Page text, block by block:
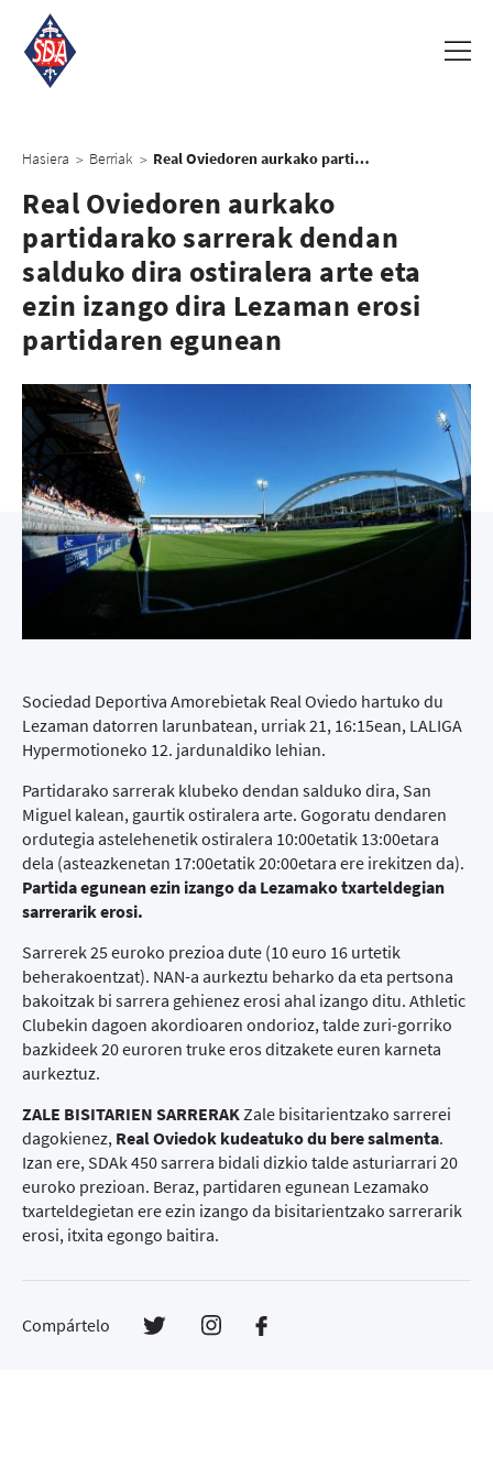
Hasiera > Berriak > Real Oviedoren aurkako partidarako sarrerak dendan salduko dira ostiralera arte eta ezin izango dira Lezaman erosi partidaren egunean
Real Oviedoren aurkako
partidarako sarrerak dendan
salduko dira ostiralera arte eta
ezin izango dira Lezaman erosi
partidaren egunean
Sociedad Deportiva Amorebietak Real Oviedo hartuko du
Lezaman datorren larunbatean, urriak 21, 16:15ean, LALIGA
Hypermotioneko 12. jardunaldiko lehian.
Partidarako sarrerak klubeko dendan salduko dira, San
Miguel kalean, gaurtik ostiralera arte. Gogoratu dendaren
ordutegia astelehenetik ostiralera 10:00etatik 13:00etara
dela (asteazkenetan 17:00etatik 20:00etara ere irekitzen da).
Partida egunean ezin izango da Lezamako txarteldegian
sarrerarik erosi.
Sarrerek 25 euroko prezioa dute (10 euro 16 urtetik
beherakoentzat). NAN-a aurkeztu beharko da eta pertsona
bakoitzak bi sarrera gehienez erosi ahal izango ditu. Athletic
Clubekin dagoen akordioaren ondorioz, talde zuri-gorriko
bazkideek 20 euroren truke eros ditzakete euren karneta
aurkeztuz.
ZALE BISITARIEN SARRERAKZale bisitarientzako sarrerei
dagokienez, Real Oviedok kudeatuko du bere salmenta.
Izan ere, SDAk 450 sarrera bidali dizkio talde asturiarrari 20
euroko prezioan. Beraz, partidaren egunean Lezamako
txarteldegietan ere ezin izango da bisitarientzako sarrerarik
erosi, itxita egongo baitira.
Compártelo